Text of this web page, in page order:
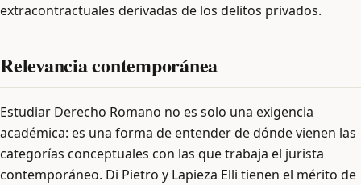
extracontractuales derivadas de los delitos privados.
Relevancia contemporánea
Estudiar Derecho Romano no es solo una exigencia
académica: es una forma de entender de dónde vienen las
categorías conceptuales con las que trabaja el jurista
contemporáneo. Di Pietro y Lapieza Elli tienen el mérito de